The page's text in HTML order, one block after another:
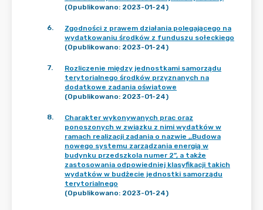
(Opublikowano: 2023-01-24)
6.
Zgodności z prawem działania polegającego na
wydatkowaniu środków z funduszu sołeckiego
(Opublikowano: 2023-01-24)
7.
Rozliczenie między jednostkami samorządu
terytorialnego środków przyznanych na
dodatkowe zadania oświatowe
(Opublikowano: 2023-01-24)
8.
Charakter wykonywanych prac oraz
ponoszonych w związku z nimi wydatków w
ramach realizacji zadania o nazwie ,,Budowa
nowego systemu zarządzania energią w
budynku przedszkola numer 2”, a także
zastosowania odpowiedniej klasyfikacji takich
wydatków w budżecie jednostki samorządu
terytorialnego
(Opublikowano: 2023-01-24)